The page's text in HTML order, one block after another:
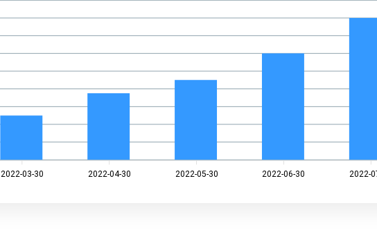
2022-03-30 2022-04-30 2022-05-30 2022-06-30 2022-